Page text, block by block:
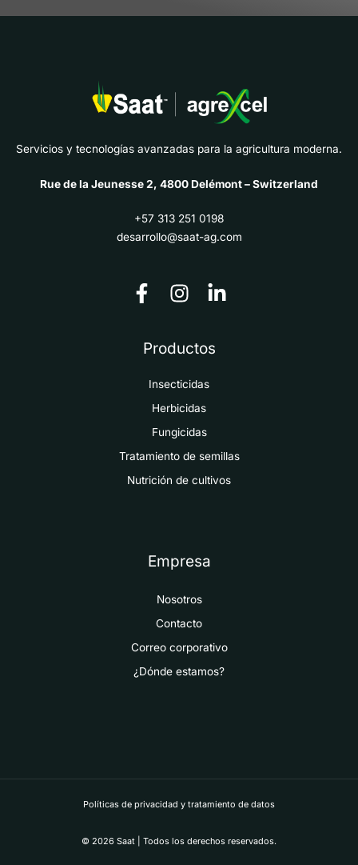
Servicios y tecnologías avanzadas para la agricultura moderna.
Rue de la Jeunesse 2, 4800 Delémont – Switzerland
+57 313 251 0198
desarrollo@saat-ag.com
Productos
Insecticidas
Herbicidas
Fungicidas
Tratamiento de semillas
Nutrición de cultivos
Empresa
Nosotros
Contacto
Correo corporativo
¿Dónde estamos?
Políticas de privacidad y tratamiento de datos
© 2026 Saat | Todos los derechos reservados.